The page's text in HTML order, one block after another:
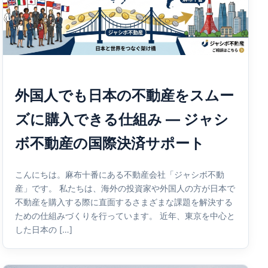
外国人でも日本の不動産をスムー
ズに購入できる仕組み ― ジャシ
ボ不動産の国際決済サポート
こんにちは。麻布十番にある不動産会社「ジャシボ不動
産」です。 私たちは、海外の投資家や外国人の方が日本で
不動産を購入する際に直面するさまざまな課題を解決する
ための仕組みづくりを行っています。 近年、東京を中心と
した日本の […]